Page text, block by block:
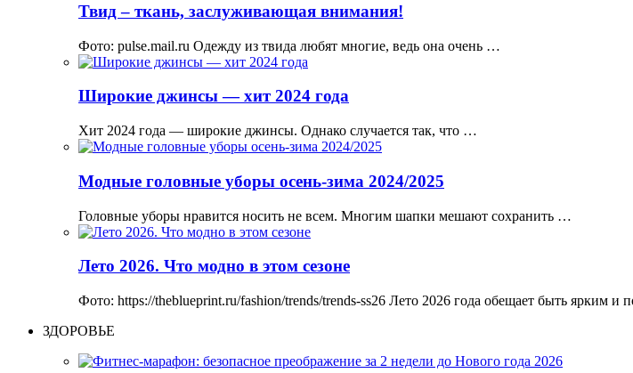
Твид – ткань, заслуживающая внимания!
Фото: pulse.mail.ru Одежду из твида любят многие, ведь она очень …
Широкие джинсы — хит 2024 года
Хит 2024 года — широкие джинсы. Однако случается так, что …
Модные головные уборы осень-зима 2024/2025
Головные уборы нравится носить не всем. Многим шапки мешают сохранить …
Лето 2026. Что модно в этом сезоне
Фото: https://theblueprint.ru/fashion/trends/trends-ss26 Лето 2026 года обещает быть ярким
ЗДОРОВЬЕ